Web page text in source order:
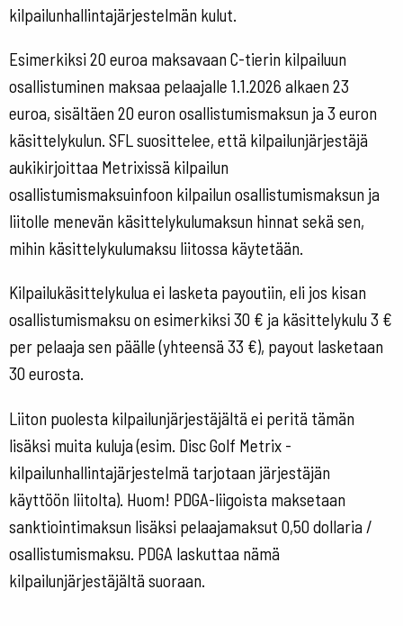
kilpailunhallintajärjestelmän kulut.
Esimerkiksi 20 euroa maksavaan C-tierin kilpailuun
osallistuminen maksaa pelaajalle 1.1.2026 alkaen 23
euroa, sisältäen 20 euron osallistumismaksun ja 3 euron
käsittelykulun. SFL suosittelee, että kilpailunjärjestäjä
aukikirjoittaa Metrixissä kilpailun
osallistumismaksuinfoon kilpailun osallistumismaksun ja
liitolle menevän käsittelykulumaksun hinnat sekä sen,
mihin käsittelykulumaksu liitossa käytetään.
Kilpailukäsittelykulua ei lasketa payoutiin, eli jos kisan
osallistumismaksu on esimerkiksi 30 € ja käsittelykulu 3 €
per pelaaja sen päälle (yhteensä 33 €), payout lasketaan
30 eurosta.
Liiton puolesta kilpailunjärjestäjältä ei peritä tämän
lisäksi muita kuluja (esim. Disc Golf Metrix -
kilpailunhallintajärjestelmä tarjotaan järjestäjän
käyttöön liitolta). Huom! PDGA-liigoista maksetaan
sanktiointimaksun lisäksi pelaajamaksut 0,50 dollaria /
osallistumismaksu. PDGA laskuttaa nämä
kilpailunjärjestäjältä suoraan.